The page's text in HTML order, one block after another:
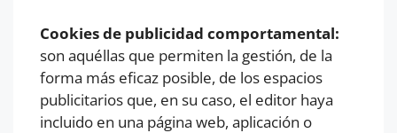
Cookies de publicidad comportamental:
son aquéllas que permiten la gestión, de la
forma más eficaz posible, de los espacios
publicitarios que, en su caso, el editor haya
incluido en una página web, aplicación o